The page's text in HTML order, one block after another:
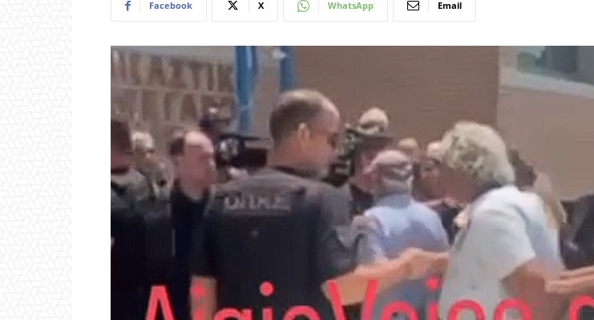
Facebook X WhatsApp Email